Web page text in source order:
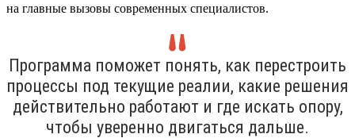
на главные вызовы современных специалистов.
Программа поможет понять, как перестроить
процессы под текущие реалии, какие решения
действительно работают и где искать опору,
чтобы уверенно двигаться дальше.